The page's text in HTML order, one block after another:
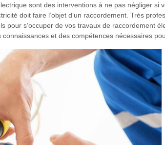
sont des interventions à ne pas négliger
doit faire l’objet d’un raccordement. Très
pour s’occuper de vos travaux de raccordement
et des compétences nécessaires